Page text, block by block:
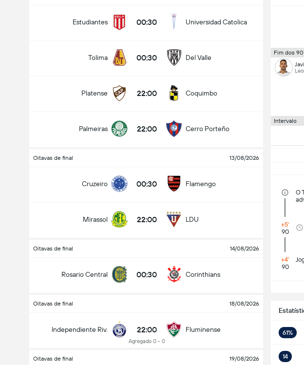
Estudiantes 00:30 Universidad Catolica
Tolima 00:30 Del Valle
Platense 22:00 Coquimbo
Palmeiras 22:00 Cerro Porteño
Oitavas de final 13/08/2026
Cruzeiro 00:30 Flamengo
Mirassol 22:00 LDU
Oitavas de final 14/08/2026
Rosario Central 00:30 Corinthians
Oitavas de final 18/08/2026
Independiente Riv. 22:00
Agregado 0 - 0
Fluminense
Oitavas de final 19/08/2026
Fim dos
Intervalo
O
+5'
90
+4'
90
61%
14